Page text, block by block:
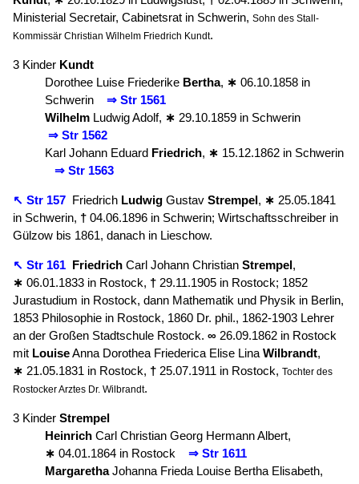
Ministerial Secretair, Cabinetsrat in Schwerin, Sohn des Stall-
Kommissär Christian Wilhelm Friedrich Kundt.
3 Kinder Kundt
Dorothee Luise Friederike Bertha, ∗ 06.10.1858 in
Schwerin
⇒ Str 1561
Wilhelm Ludwig Adolf, ∗ 29.10.1859 in Schwerin
⇒ Str 1562
Karl Johann Eduard Friedrich, ∗ 15.12.1862 in Schwerin
⇒ Str 1563
↖ Str 157 Friedrich Ludwig Gustav Strempel, ∗ 25.05.1841
in Schwerin, † 04.06.1896 in Schwerin; Wirtschaftsschreiber in
Gülzow bis 1861, danach in Lieschow.
↖ Str 161 Friedrich Carl Johann Christian Strempel,
∗ 06.01.1833 in Rostock, † 29.11.1905 in Rostock; 1852
Jurastudium in Rostock, dann Mathematik und Physik in Berlin,
1853 Philosophie in Rostock, 1860 Dr. phil., 1862-1903 Lehrer
an der Großen Stadtschule Rostock. ∞ 26.09.1862 in Rostock
mit LouiseAnna Dorothea Friederica Elise Lina Wilbrandt,
∗ 21.05.1831 in Rostock, † 25.07.1911 in Rostock, Tochter des
Rostocker Arztes Dr. Wilbrandt.
3 Kinder Strempel
Heinrich Carl Christian Georg Hermann Albert,
∗ 04.01.1864 in Rostock
⇒ Str 1611
MargarethaJohanna Frieda Louise Bertha Elisabeth,